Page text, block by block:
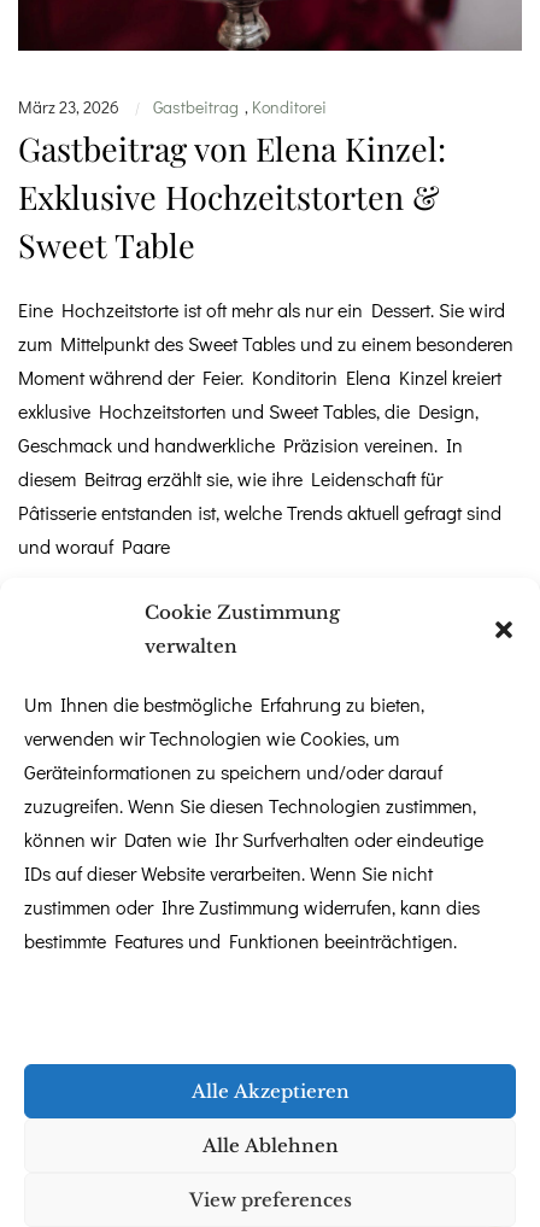
Cookie Zustimmung
verwalten
Um Ihnen die bestmögliche Erfahrung zu bieten,
verwenden wir Technologien wie Cookies, um
Geräteinformationen zu speichern und/oder darauf
zuzugreifen. Wenn Sie diesen Technologien zustimmen,
können wir Daten wie Ihr Surfverhalten oder eindeutige
IDs auf dieser Website verarbeiten. Wenn Sie nicht
zustimmen oder Ihre Zustimmung widerrufen, kann dies
bestimmte Features und Funktionen beeinträchtigen.
Alle Akzeptieren
Alle Ablehnen
View preferences
März 23, 2026 | Gastbeitrag , Konditorei
Gastbeitrag von Elena Kinzel:
Exklusive Hochzeitstorten &
Sweet Table
Eine Hochzeitstorte ist oft mehr als nur ein Dessert. Sie wird
zum Mittelpunkt des Sweet Tables und zu einem besonderen
Moment während der Feier. Konditorin Elena Kinzel kreiert
exklusive Hochzeitstorten und Sweet Tables, die Design,
Geschmack und handwerkliche Präzision vereinen. In
diesem Beitrag erzählt sie, wie ihre Leidenschaft für
Pâtisserie entstanden ist, welche Trends aktuell gefragt sind
und worauf Paare
Weiterlesen
Gastbeitrag ,Mobile Bar
Gastbeitrag von TravelingShaker: